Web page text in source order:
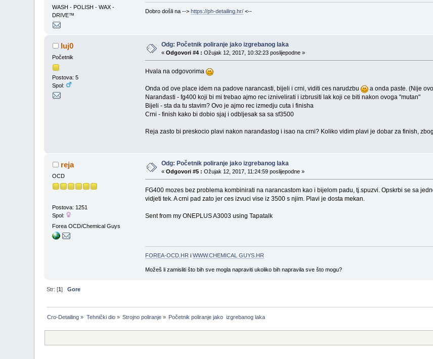
WASH - POLISH - WAX -
DRIVE™
Dobro došli na --> https://ph-detailing.hr/<--
luj0
Početnik
Postova: 5
Spol:
Odg: Početnik poliranje jako izgrebanog laka
«Odgovori #4 : Ožujak 12, 2017, 10:32:23 poslijepodne »
Hvala na odgovorima
Onda od ove place idem na padove narancasti, bijeli i crni, viditi ces narudzbu
a onda paste. (Nije
Naranđasti - fg400 koji bi mi trebao ajmo rec iznivelirati i izbrusiti lak koji ce biti nakon ovoga "mutan"
Bijeli - sta da tu stavim? Ovo je ajmo rec izmedju cuta i finisha
Crni - finish kako bi dobio sjaj i odbljesak sa sa sf3500
Reja zasto bi preskocio plavi nakon naranđastog i isao na crni? Koliko vidim plavi je dobar za finish,
reja
OCD
Postova: 1251
Spol:
Forea OCD/Chemical Guys
Odg: Početnik poliranje jako izgrebanog laka
«Odgovori #5 : Ožujak 12, 2017, 11:24:59 poslijepodne »
FG400 mozes bez problema kombinirati na narancastom kao i bijelom padu, tj.spuzvi. Opskrbi se sa
vidjeti tek. A crni pad zato jer ces izvuci vise iz 3500 s njim. Plavi je dosta mekan.
Sent from my ONEPLUS A3003 using Tapatalk
FOREA-OCD.HR i WWW.CHEMICAL GUYS.HR
Možeš li zamisliti što bih sve mogla napraviti ukoliko bih napravila sve što mogu?
Str: [1]Gore
Cro-Detailing » Tehnički dio» Strojno poliranje » Početnik poliranje jako  izgrebanog laka